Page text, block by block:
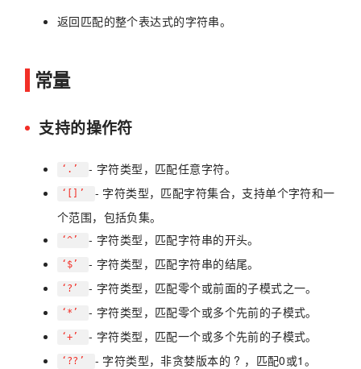
返回匹配的整个表达式的字符串。
常量
支持的操作符
‘.’ - 字符类型，匹配任意字符。
‘[]’
- 字符类型，匹配字符集合，支持单个字符和一
个范围，包括负集。
‘^’ - 字符类型，匹配字符串的开头。
‘$’ - 字符类型，匹配字符串的结尾。
‘?’ - 字符类型，匹配零个或前面的子模式之一。
‘*’ - 字符类型，匹配零个或多个先前的子模式。
‘+’ - 字符类型，匹配一个或多个先前的子模式。
‘??’ - 字符类型，非贪婪版本的 ? ，匹配0或1。